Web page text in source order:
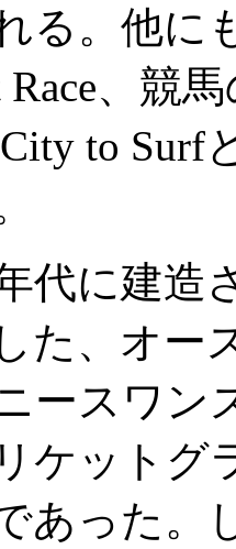
る。他に
Race、競
to Surf
代に建造
た、オー
ースワン
ケットグ
あった。